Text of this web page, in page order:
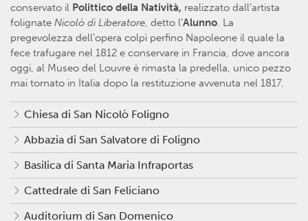
conservato il Polittico della Natività, realizzato dall’artista
folignate Nicolò di Liberatore, detto l’Alunno. La
pregevolezza dell’opera colpì perfino Napoleone il quale la
fece trafugare nel 1812 e conservare in Francia, dove ancora
oggi, al Museo del Louvre è rimasta la predella, unico pezzo
mai tornato in Italia dopo la restituzione avvenuta nel 1817.
Chiesa di San Nicolò Foligno
Abbazia di San Salvatore di Foligno
Basilica di Santa Maria Infraportas
Cattedrale di San Feliciano
Auditorium di San Domenico